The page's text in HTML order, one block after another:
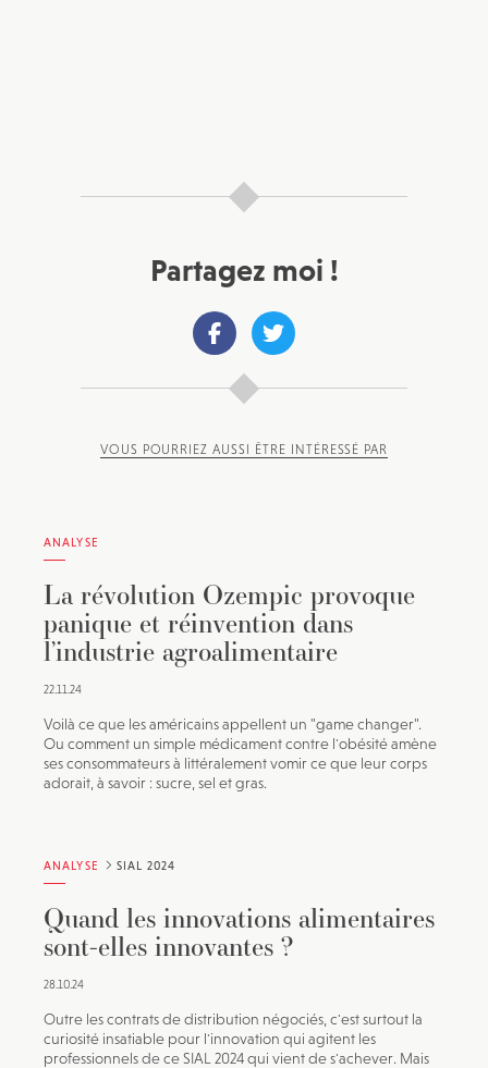
Partagez moi !
VOUS POURRIEZ AUSSI ÊTRE INTÉRESSÉ PAR
ANALYSE
La révolution Ozempic provoque
panique et réinvention dans
l’industrie agroalimentaire
22.11.24
Voilà ce que les américains appellent un "game changer".
Ou comment un simple médicament contre l'obésité amène
ses consommateurs à littéralement vomir ce que leur corps
adorait, à savoir : sucre, sel et gras.
ANALYSE SIAL 2024
Quand les innovations alimentaires
sont-elles innovantes ?
28.10.24
Outre les contrats de distribution négociés, c'est surtout la
curiosité insatiable pour l'innovation qui agitent les
professionnels de ce SIAL 2024 qui vient de s'achever. Mais